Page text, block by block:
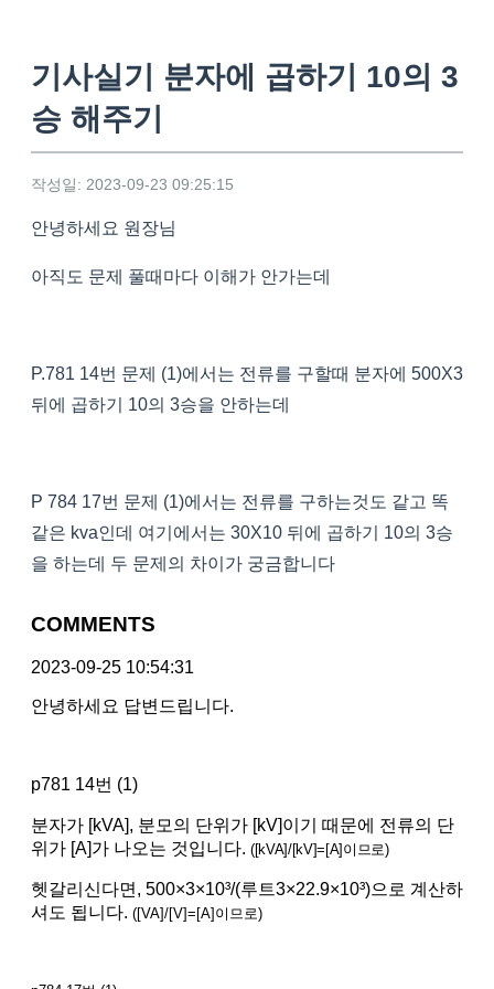
기사실기 분자에 곱하기 10의 3
승 해주기
작성일: 2023-09-23 09:25:15
안녕하세요 원장님
아직도 문제 풀때마다 이해가 안가는데
P.781 14번 문제 (1)에서는 전류를 구할때 분자에 500X3
뒤에 곱하기 10의 3승을 안하는데
P 784 17번 문제 (1)에서는 전류를 구하는것도 같고 똑
같은 kva인데 여기에서는 30X10 뒤에 곱하기 10의 3승
을 하는데 두 문제의 차이가 궁금합니다
COMMENTS
2023-09-25 10:54:31
안녕하세요 답변드립니다.
p781 14번 (1)
분자가 [kVA], 분모의 단위가 [kV]이기 때문에 전류의 단
위가 [A]가 나오는 것입니다. ([kVA]/[kV]=[A]이므로)
헷갈리신다면, 500×3×10³/(루트3×22.9×10³)으로 계산하
셔도 됩니다. ([VA]/[V]=[A]이므로)